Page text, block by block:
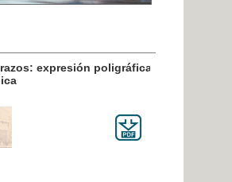
poligráfica